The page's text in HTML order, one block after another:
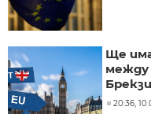
Ще
между
20:36,